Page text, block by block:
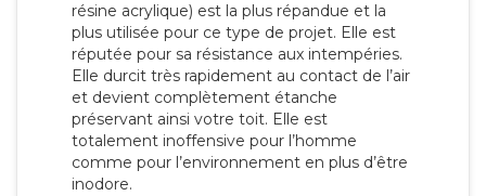
résine acrylique) est la plus répandue et la
plus utilisée pour ce type de projet. Elle est
réputée pour sa résistance aux intempéries.
Elle durcit très rapidement au contact de l’air
et devient complètement étanche
préservant ainsi votre toit. Elle est
totalement inoffensive pour l’homme
comme pour l’environnement en plus d’être
inodore.